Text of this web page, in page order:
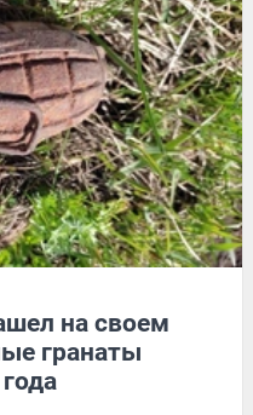
на своем
гранаты